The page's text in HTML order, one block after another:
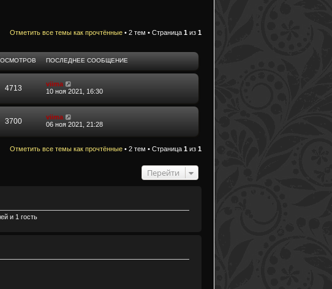
Отметить все темы как прочтённые • 2 тем • Страница 1 из 1
ПОСЛЕДНЕЕ СООБЩЕНИЕ
4713
viima
10 ноя 2021, 16:30
3700
viima
06 ноя 2021, 21:28
Отметить все темы как прочтённые • 2 тем • Страница 1 из 1
Перейти
и 1 гость